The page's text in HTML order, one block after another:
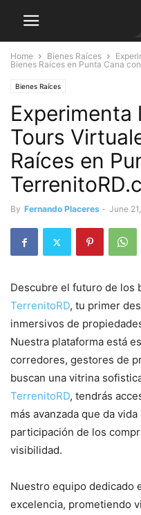
Home Bienes Raíces
Bienes Raíces en Punta Cana
Bienes Raíces
Experimenta
Tours
Raíces en
By Fernando Placeres - June
Descubre el futuro de los
TerrenitoRD, tu primer
inmersivos de
Nuestra plataforma está
corredores, gestores de
buscan una vitrina
TerrenitoRD, tendrás
más avanzada que da
participación de los
visibilidad.
Nuestro equipo dedicado
excelencia, prometiendo